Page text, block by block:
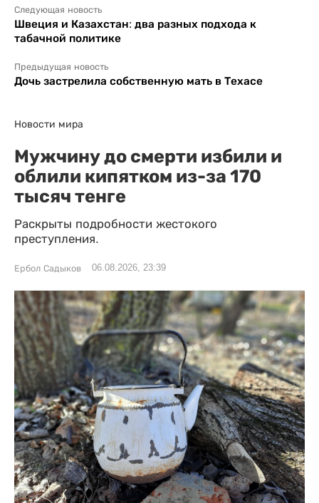
Следующая новость
Швеция и Казахстан: два разных подхода к
табачной политике
Предыдущая новость
Дочь застрелила собственную мать в Техасе
Новости мира
Мужчину до смерти избили и
облили кипятком из-за 170
тысяч тенге
Раскрыты подробности жестокого
преступления.
Ербол Садыков 06.08.2026, 23:39